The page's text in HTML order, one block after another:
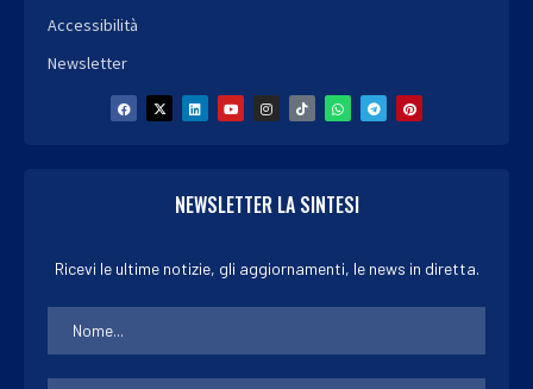
Accessibilità
Newsletter
NEWSLETTER LA SINTESI
Ricevi le ultime notizie, gli aggiornamenti, le news in diretta.